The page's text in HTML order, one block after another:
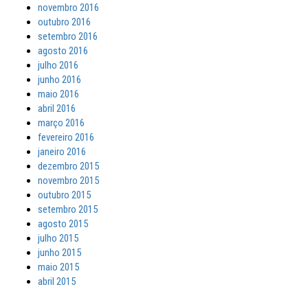
novembro 2016
outubro 2016
setembro 2016
agosto 2016
julho 2016
junho 2016
maio 2016
abril 2016
março 2016
fevereiro 2016
janeiro 2016
dezembro 2015
novembro 2015
outubro 2015
setembro 2015
agosto 2015
julho 2015
junho 2015
maio 2015
abril 2015